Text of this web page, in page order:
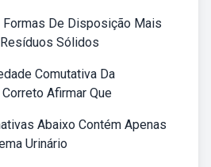
Formas De Disposição Mais
Sólidos
Comutativa Da
Afirmar Que
Abaixo Contém Apenas
Urinário